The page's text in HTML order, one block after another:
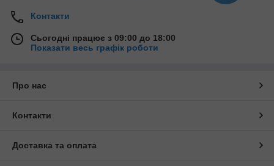
Контакти
Сьогодні працює з 09:00 до 18:00
Показати весь графік роботи
Про нас
Контакти
Доставка та оплата